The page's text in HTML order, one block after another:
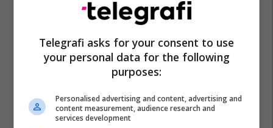
Telegrafi asks for your consent to use
your personal data for the following
purposes:
Personalised advertising and content, advertising and
content measurement, audience research and
services development